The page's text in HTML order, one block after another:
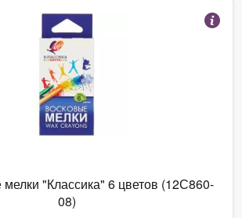
"Классика" 6 цветов (12С860-
08)